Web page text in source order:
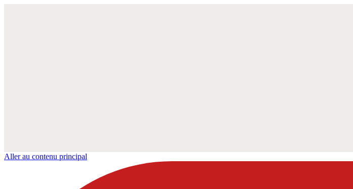
Aller au contenu principal